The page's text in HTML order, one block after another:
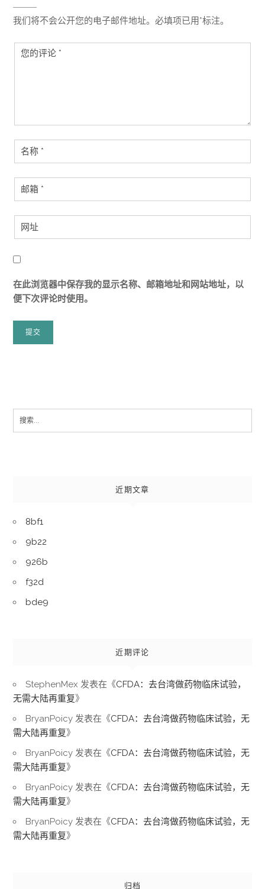
我们将不会公开您的电子邮件地址。必填项已用*标注。
在此浏览器中保存我的显示名称、邮箱地址和网站地址，以
便下次评论时使用。
Search
近期文章
8bf1
9b22
926b
f32d
bde9
近期评论
StephenMex 发表在《CFDA：去台湾做药物临床试验，
无需大陆再重复》
BryanPoicy 发表在《CFDA：去台湾做药物临床试验，无
需大陆再重复》
BryanPoicy 发表在《CFDA：去台湾做药物临床试验，无
需大陆再重复》
BryanPoicy 发表在《CFDA：去台湾做药物临床试验，无
需大陆再重复》
BryanPoicy 发表在《CFDA：去台湾做药物临床试验，无
需大陆再重复》
归档